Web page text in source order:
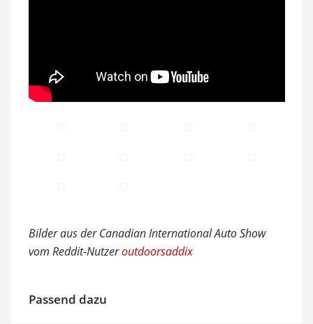
Bilder aus der Canadian International Auto Show
vom Reddit-Nutzeroutdoorsaddix
Passend dazu